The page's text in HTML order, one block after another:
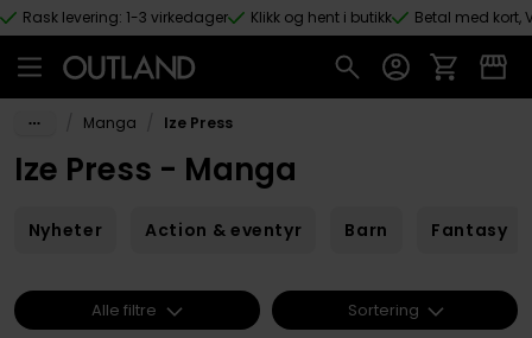
Hopp til hovedinnhold
Rask levering: 1-3 virkedager Klikk og hent i butikk Betal med kort,
Manga Ize Press
Ize Press - Manga
Nyheter Action & eventyr Barn Fantasy
Alle filtre Sortering